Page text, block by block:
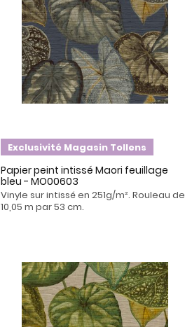
Exclusivité Magasin Tollens
Papier peint intissé Maori feuillage
bleu - MO00603
Vinyle sur intissé en 251g/m². Rouleau de
10,05 m par 53 cm.